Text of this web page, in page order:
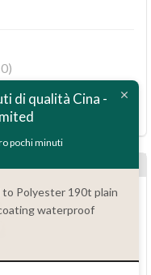
di qualità Cina -
pochi minuti
Polyester 190t plain
waterproof